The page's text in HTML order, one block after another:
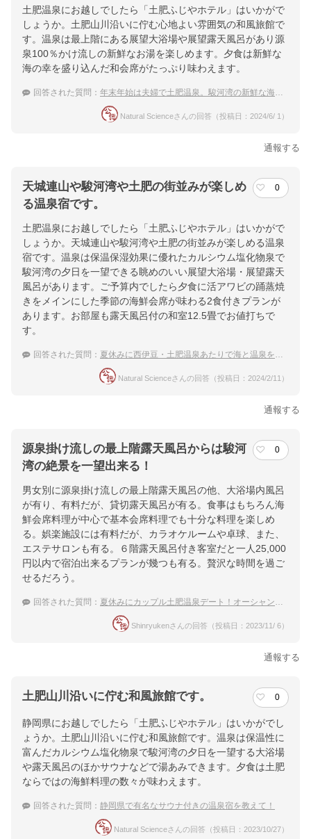
土肥温泉にお越しでしたら「土肥ふじやホテル」はいかがで
しょうか。土肥山川沿いに佇む心地よい雰囲気の和風旅館で
す。温泉は最上階にある展望大浴場や展望露天風呂があり源
泉100％かけ流しの新鮮なお湯を楽しめます。夕食は新鮮な
海の幸を盛り込んだ和会席がたっぷり味わえます。
回答された質問： 年末年始は夫婦で土肥温泉。駿河湾の新鮮な海の幸をいただける宿は？
Natural Scienceさんの回答（投稿日：2024/6/ 1）
通報する
天城連山や駿河湾や土肥の街並みが楽しめ
る温泉宿です。
0
土肥温泉にお越しでしたら「土肥ふじやホテル」はいかがで
しょうか。天城連山や駿河湾や土肥の街並みが楽しめる温泉
宿です。温泉は保温保湿効果に優れたカルシウム塩化物泉で
駿河湾の夕日を一望できる眺めのいい展望大浴場・展望露天
風呂があります。ご予算内でしたら夕食に活アワビの踊蒸焼
きをメインにした季節の海鮮会席が味わる2食付きプランが
あります。お部屋も露天風呂付の和室12.5畳でお値打ちで
す。
回答された質問： 夏休みに西伊豆・土肥温泉あたりで海と温泉を満喫、家族旅行ならどの宿？
Natural Scienceさんの回答（投稿日：2024/2/11）
通報する
源泉掛け流しの最上階露天風呂からは駿河
湾の絶景を一望出来る！
0
男女別に源泉掛け流しの最上階露天風呂の他、大浴場内風呂
が有り、有料だが、貸切露天風呂が有る。食事はもちろん海
鮮会席料理が中心で基本会席料理でも十分な料理を楽しめ
る。娯楽施設には有料だが、カラオケルームや卓球、また、
エステサロンも有る。６階露天風呂付き客室だと一人25,000
円以内で宿泊出来るプランが幾つも有る。贅沢な時間を過ご
せるだろう。
回答された質問： 夏休みにカップル土肥温泉デート！オーシャンビューのロマンチックなおすすめの宿は？
Shinryukenさんの回答（投稿日：2023/11/ 6）
通報する
土肥山川沿いに佇む和風旅館です。 0
静岡県にお越しでしたら「土肥ふじやホテル」はいかがでし
ょうか。土肥山川沿いに佇む和風旅館です。温泉は保温性に
富んだカルシウム塩化物泉で駿河湾の夕日を一望する大浴場
や露天風呂のほかサウナなどで湯あみできます。夕食は土肥
ならではの海鮮料理の数々が味わえます。
回答された質問： 静岡県で有名なサウナ付きの温泉宿を教えて！
Natural Scienceさんの回答（投稿日：2023/10/27）